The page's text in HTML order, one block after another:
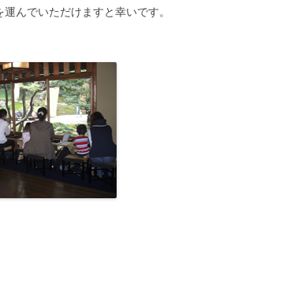
んでいただけますと幸いです。